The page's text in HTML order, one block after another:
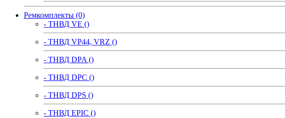
Ремкомплекты (0)
- ТНВД VE ()
- ТНВД VP44, VRZ ()
- ТНВД DPA ()
- ТНВД DPC ()
- ТНВД DPS ()
- ТНВД EPIC ()